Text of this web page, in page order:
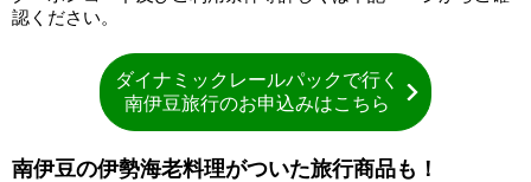
認ください。
ダイナミックレールパックで行く
南伊豆旅行のお申込みはこちら
南伊豆の伊勢海老料理がついた旅行商品も！